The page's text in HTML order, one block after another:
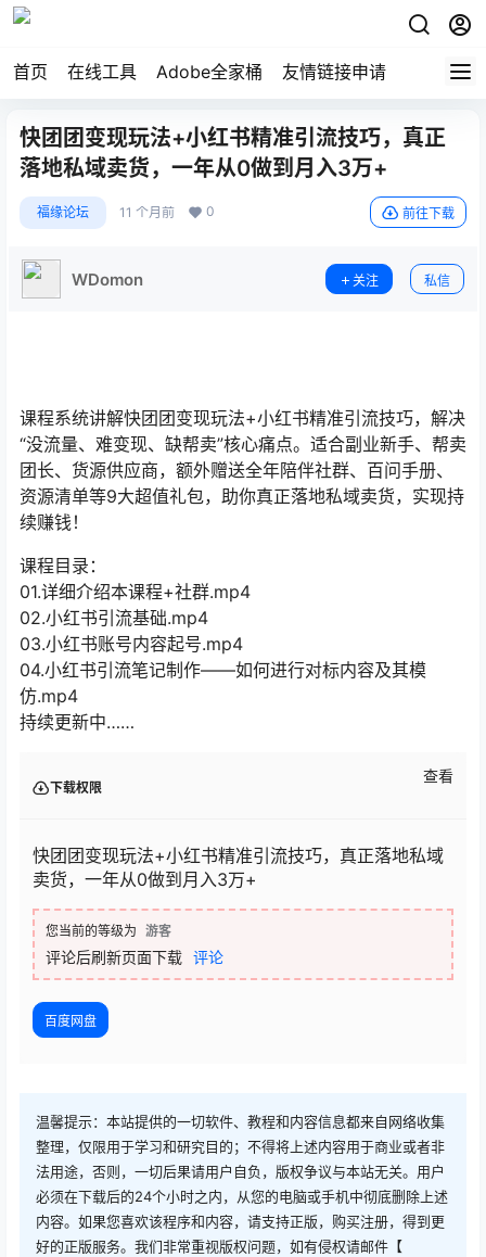
首页 在线工具 Adobe全家桶 友情链接申请
快团团变现玩法+小红书精准引流技巧，真正
落地私域卖货，一年从0做到月入3万+
福缘论坛 11 个月前 0 前往下载
WDomon 关注 私信
课程系统讲解快团团变现玩法+小红书精准引流技巧，解决
“没流量、难变现、缺帮卖”核心痛点。适合副业新手、帮卖
团长、货源供应商，额外赠送全年陪伴社群、百问手册、
资源清单等9大超值礼包，助你真正落地私域卖货，实现持
续赚钱！
课程目录：
01.详细介绍本课程+社群.mp4
02.小红书引流基础.mp4
03.小红书账号内容起号.mp4
04.小红书引流笔记制作——如何进行对标内容及其模
仿.mp4
持续更新中……
下载权限
查看
快团团变现玩法+小红书精准引流技巧，真正落地私域
卖货，一年从0做到月入3万+
您当前的等级为 游客
评论后刷新页面下载 评论
百度网盘
温馨提示：本站提供的一切软件、教程和内容信息都来自网络收集
整理，仅限用于学习和研究目的；不得将上述内容用于商业或者非
法用途，否则，一切后果请用户自负，版权争议与本站无关。用户
必须在下载后的24个小时之内，从您的电脑或手机中彻底删除上述
内容。如果您喜欢该程序和内容，请支持正版，购买注册，得到更
好的正版服务。我们非常重视版权问题，如有侵权请邮件【